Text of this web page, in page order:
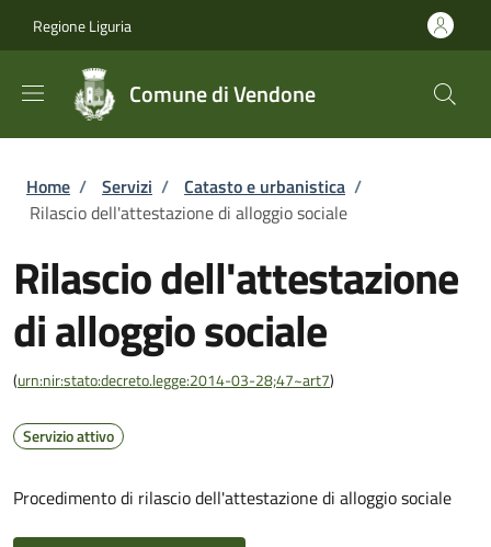
Regione Liguria
Comune di Vendone
Briciole di pane
Home / Servizi / Catasto e urbanistica /
Rilascio dell'attestazione di alloggio sociale
Rilascio dell'attestazione
di alloggio sociale
(urn:nir:stato:decreto.legge:2014-03-28;47~art7)
Servizio attivo
Procedimento di rilascio dell'attestazione di alloggio sociale